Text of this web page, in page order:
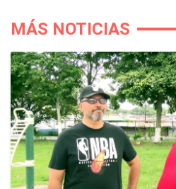
MÁS NOTICIAS